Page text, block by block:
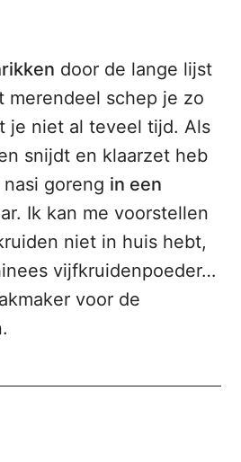
door de lange lijst
merendeel schep je zo
je niet al teveel tijd. Als
snijdt en klaarzet heb
goreng in een
Ik kan me voorstellen
niet in huis hebt,
vijfkruidenpoeder…
voor de